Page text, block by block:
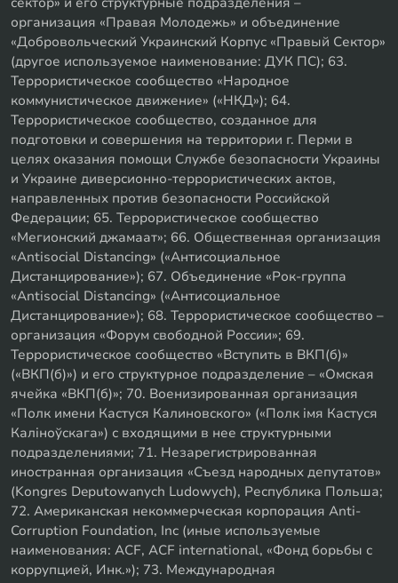
организация «Правая Молодежь» и объединение
«Добровольческий Украинский Корпус «Правый Сектор»
(другое используемое наименование: ДУК ПС); 63.
Террористическое сообщество «Народное
коммунистическое движение» («НКД»); 64.
Террористическое сообщество, созданное для
подготовки и совершения на территории г. Перми в
целях оказания помощи Службе безопасности Украины
и Украине диверсионно-террористических актов,
направленных против безопасности Российской
Федерации; 65. Террористическое сообщество
«Мегионский джамаат»; 66. Общественная организация
«Antisocial Distancing» («Антисоциальное
Дистанцирование»); 67. Объединение «Рок-группа
«Antisocial Distancing» («Антисоциальное
Дистанцирование»); 68. Террористическое сообщество –
организация «Форум свободной России»; 69.
Террористическое сообщество «Вступить в ВКП(б)»
(«ВКП(б)») и его структурное подразделение – «Омская
ячейка «ВКП(б)»; 70. Военизированная организация
«Полк имени Кастуся Калиновского» («Полк iмя Кастуся
Калiноўскага») с входящими в нее структурными
подразделениями; 71. Незарегистрированная
иностранная организация «Съезд народных депутатов»
(Kongres Deputowanych Ludowych), Республика Польша;
72. Американская некоммерческая корпорация Anti-
Corruption Foundation, Inc (иные используемые
наименования: ACF, ACF international, «Фонд борьбы с
коррупцией, Инк.»); 73. Международная